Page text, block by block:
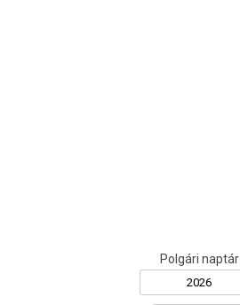
Polgári naptár